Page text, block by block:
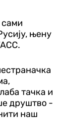
сами
њену
тачка и
друштво -
наш